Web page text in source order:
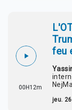
00H12m
feu
jeu.